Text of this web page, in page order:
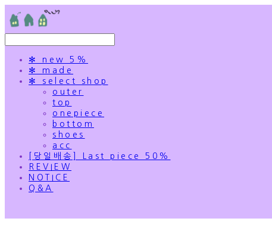
✻ new 5%
✻ made
✻ select shop
outer
top
onepiece
bottom
shoes
acc
[당일배송] Last piece 50%
REVIEW
NOTICE
Q&A